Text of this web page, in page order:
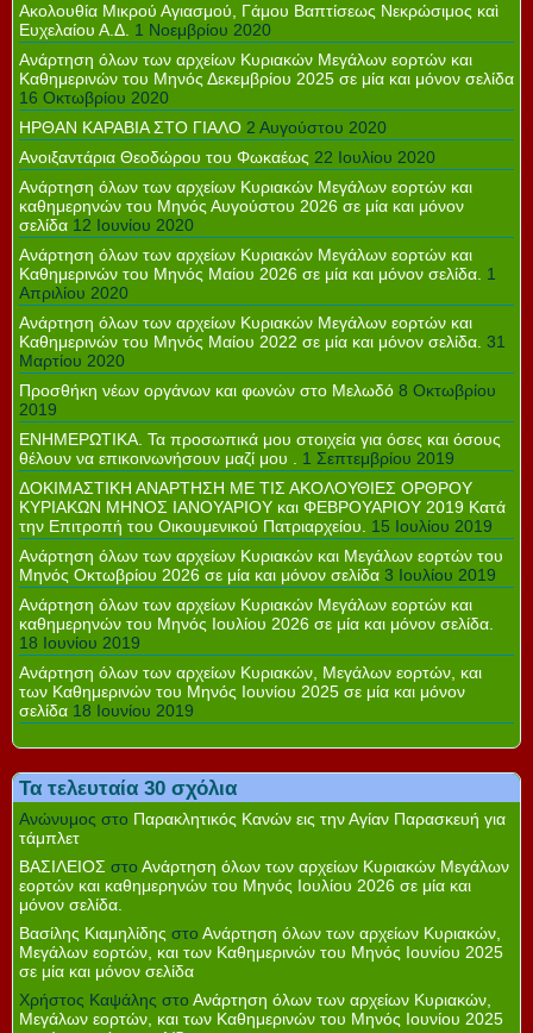
Ακολουθία Μικρού Αγιασμού, Γάμου Βαπτίσεως Νεκρώσιμος καὶ
Ευχελαίου Α.Δ. 1 Νοεμβρίου 2020
Ανάρτηση όλων των αρχείων Κυριακών Μεγάλων εορτών και
Καθημερινών του Μηνός Δεκεμβρίου 2025 σε μία και μόνον σελίδα
16 Οκτωβρίου 2020
ΗΡΘΑΝ ΚΑΡΑΒΙΑ ΣΤΟ ΓΙΑΛΟ 2 Αυγούστου 2020
Ανοιξαντάρια Θεοδώρου του Φωκαέως 22 Ιουλίου 2020
Ανάρτηση όλων των αρχείων Κυριακών Μεγάλων εορτών και
καθημερηνών του Μηνός Αυγούστου 2026 σε μία και μόνον
σελίδα 12 Ιουνίου 2020
Ανάρτηση όλων των αρχείων Κυριακών Μεγάλων εορτών και
Καθημερινών του Μηνός Μαίου 2026 σε μία και μόνον σελίδα. 1
Απριλίου 2020
Ανάρτηση όλων των αρχείων Κυριακών Μεγάλων εορτών και
Καθημερινών του Μηνός Μαίου 2022 σε μία και μόνον σελίδα. 31
Μαρτίου 2020
Προσθήκη νέων οργάνων και φωνών στο Μελωδό 8 Οκτωβρίου
2019
ΕΝΗΜΕΡΩΤΙΚΑ. Τα προσωπικά μου στοιχεία για όσες και όσους
θέλουν να επικοινωνήσουν μαζί μου .
1 Σεπτεμβρίου 2019
ΔΟΚΙΜΑΣΤΙΚΗ ΑΝΑΡΤΗΣΗ ΜΕ ΤΙΣ ΑΚΟΛΟΥΘΙΕΣ ΟΡΘΡΟΥ
ΚΥΡΙΑΚΩΝ ΜΗΝΟΣ ΙΑΝΟΥΑΡΙΟΥ και ΦΕΒΡΟΥΑΡΙΟΥ 2019 Κατά
την Επιτροπή του Οικουμενικού Πατριαρχείου.
15 Ιουλίου 2019
Ανάρτηση όλων των αρχείων Κυριακών και Μεγάλων εορτών του
Μηνός Οκτωβρίου 2026 σε μία και μόνον σελίδα 3 Ιουλίου 2019
Ανάρτηση όλων των αρχείων Κυριακών Μεγάλων εορτών και
καθημερηνών του Μηνός Ιουλίου 2026 σε μία και μόνον σελίδα.
18 Ιουνίου 2019
Ανάρτηση όλων των αρχείων Κυριακών, Μεγάλων εορτών, και
των Καθημερινών του Μηνός Ιουνίου 2025 σε μία και μόνον
σελίδα 18 Ιουνίου 2019
Τα τελευταία 30 σχόλια
Ανώνυμος στο Παρακλητικός Κανών εις την Αγίαν Παρασκευή για
τάμπλετ
ΒΑΣΙΛΕΙΟΣ στο Ανάρτηση όλων των αρχείων Κυριακών Μεγάλων
εορτών και καθημερηνών του Μηνός Ιουλίου 2026 σε μία και
μόνον σελίδα.
Βασίλης Κιαμηλίδης στο Ανάρτηση όλων των αρχείων Κυριακών,
Μεγάλων εορτών, και των Καθημερινών του Μηνός Ιουνίου 2025
σε μία και μόνον σελίδα
Χρήστος Καψάλης στο Ανάρτηση όλων των αρχείων Κυριακών,
Μεγάλων εορτών, και των Καθημερινών του Μηνός Ιουνίου 2025